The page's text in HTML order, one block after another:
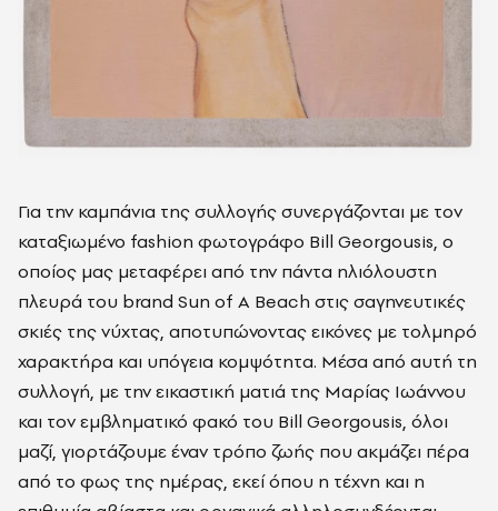
Για την καμπάνια της συλλογής συνεργάζονται με τον
καταξιωμένο fashion φωτογράφο Bill Georgousis, ο
οποίος μας μεταφέρει από την πάντα ηλιόλουστη
πλευρά του brand Sun of A Beach στις σαγηνευτικές
σκιές της νύχτας, αποτυπώνοντας εικόνες με τολμηρό
χαρακτήρα και υπόγεια κομψότητα. Μέσα από αυτή τη
συλλογή, με την εικαστική ματιά της Μαρίας Ιωάννου
και τον εμβληματικό φακό του Bill Georgousis, όλοι
μαζί, γιορτάζουμε έναν τρόπο ζωής που ακμάζει πέρα
από το φως της ημέρας, εκεί όπου η τέχνη και η